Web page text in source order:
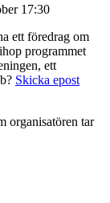
17:30
ett föredrag om
programmet
ett
Skicka epost
organisatören tar